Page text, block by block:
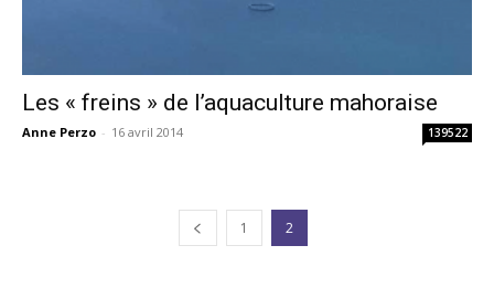
Les « freins » de l’aquaculture mahoraise
Anne Perzo - 16 avril 2014 139522
1 2